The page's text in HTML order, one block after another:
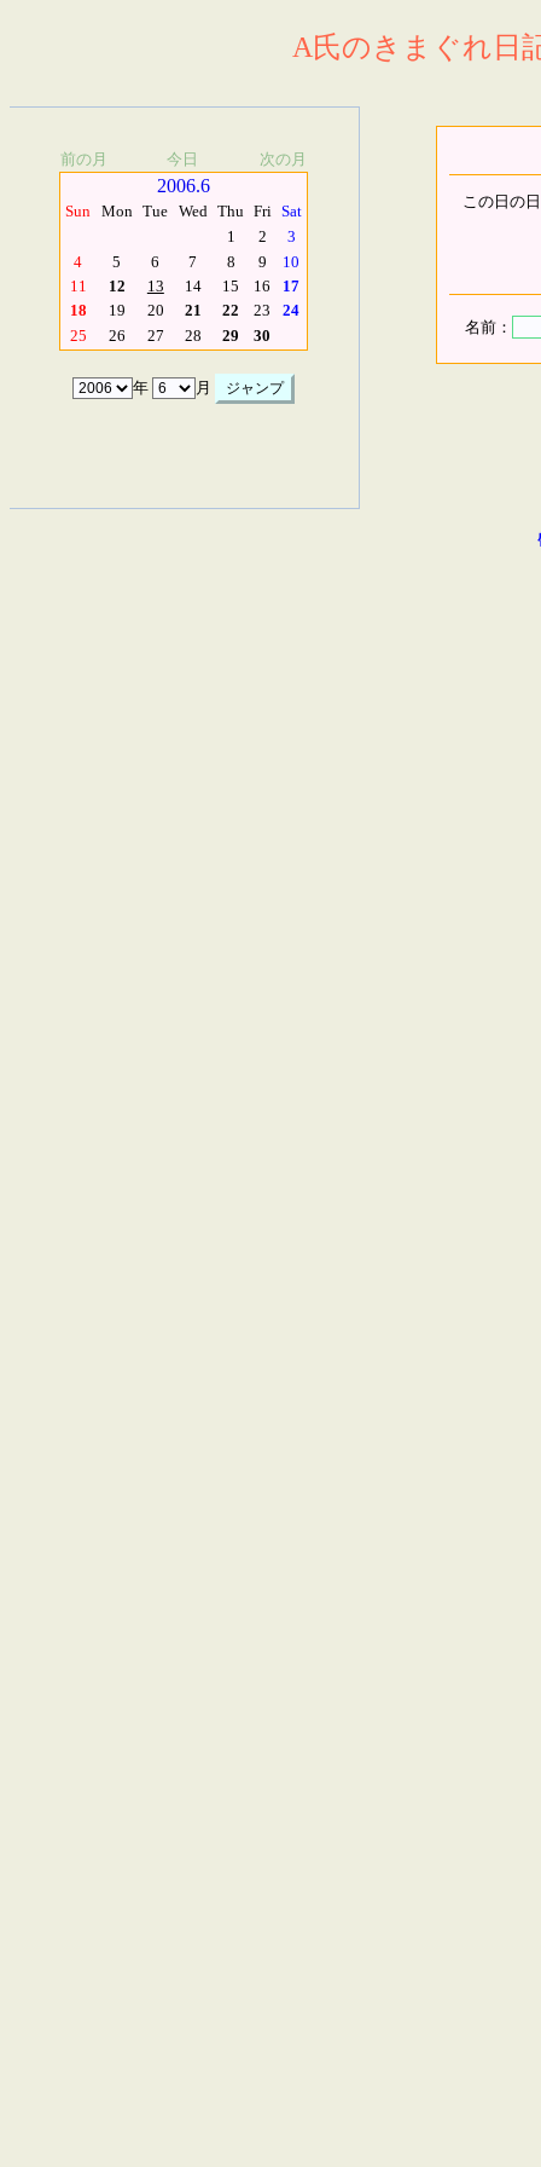
A氏のきまぐれ日
前の月 今日 次の月
2006.6
Sun Mon Tue Wed Thu Fri Sat
1
2
3
4
5 6 7 8 9
10
11
12 13 14 15 16
17
18
19 20 21 22 23
24
25
26 27 28 29 30
年 月
この日の
名前：